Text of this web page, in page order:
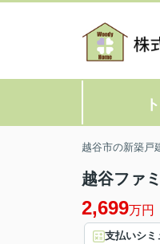
越谷市の新築戸
越谷ファ
2,699万円
支払いシミ